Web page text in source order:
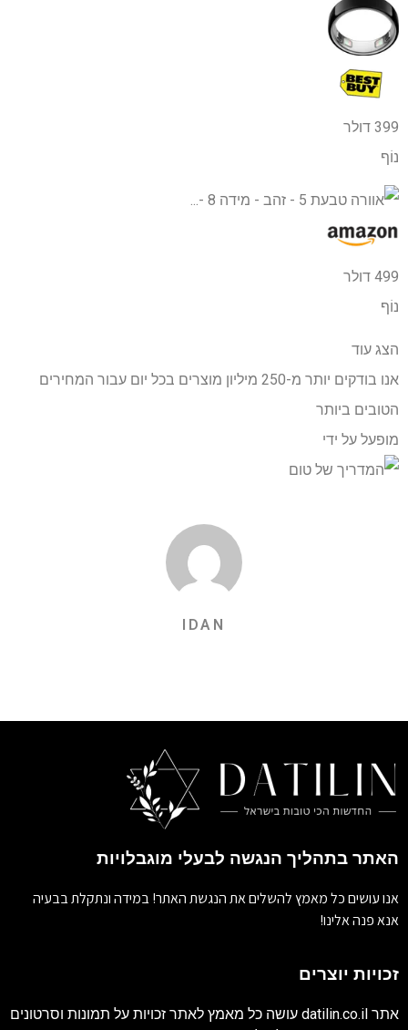
399 דולר
נוֹף
499 דולר
נוֹף
הצג עוד
אנו בודקים יותר מ-250 מיליון מוצרים בכל יום עבור המחירים
הטובים ביותר
מופעל על ידי
IDAN
האתר בתהליך הנגשה לבעלי מוגבלויות
אנו עושים כל מאמץ להשלים את הנגשת האתר! במידה ונתקלת בבעיה
אנא פנה אלינו!
זכויות יוצרים
אתר datilin.co.il עושה כל מאמץ לאתר זכויות על תמונות וסרטונים